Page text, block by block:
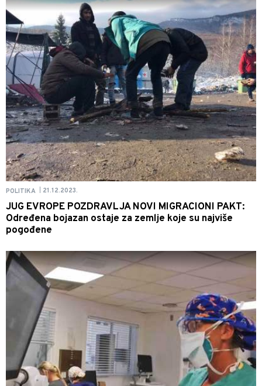
POLITIKA 21.12.2023.
JUG EVROPE POZDRAVLJA NOVI MIGRACIONI PAKT:
Određena bojazan ostaje za zemlje koje su najviše
pogođene